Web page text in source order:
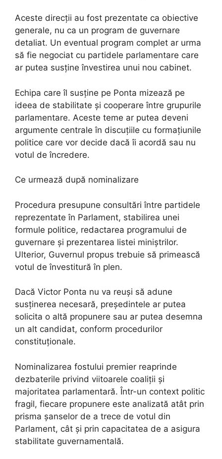
Aceste direcții au fost prezentate ca obiective
generale, nu ca un program de guvernare
detaliat. Un eventual program complet ar urma
să fie negociat cu partidele parlamentare care
ar putea susține învestirea unui nou cabinet.
Echipa care îl susține pe Ponta mizează pe
ideea de stabilitate și cooperare între grupurile
parlamentare. Aceste teme ar putea deveni
argumente centrale în discuțiile cu formațiunile
politice care vor decide dacă îi acordă sau nu
votul de încredere.
Ce urmează după nominalizare
Procedura presupune consultări între partidele
reprezentate în Parlament, stabilirea unei
formule politice, redactarea programului de
guvernare și prezentarea listei miniștrilor.
Ulterior, Guvernul propus trebuie să primească
votul de învestitură în plen.
Dacă Victor Ponta nu va reuși să adune
susținerea necesară, președintele ar putea
solicita o altă propunere sau ar putea desemna
un alt candidat, conform procedurilor
constituționale.
Nominalizarea fostului premier reaprinde
dezbaterile privind viitoarele coaliții și
majoritatea parlamentară. Într-un context politic
fragil, fiecare propunere este analizată atât prin
prisma șanselor de a trece de votul din
Parlament, cât și prin capacitatea de a asigura
stabilitate guvernamentală.